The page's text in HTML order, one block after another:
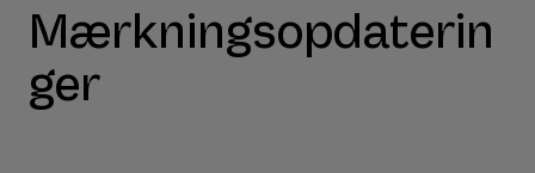
Mærkningsopdaterin
ger